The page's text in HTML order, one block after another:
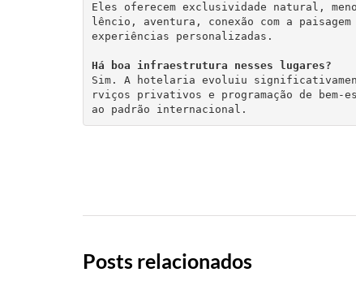
Eles oferecem exclusividade natural,
lêncio, aventura, conexão com a paisagem
experiências personalizadas.
Há boa infraestrutura nesses lugares?
Sim. A hotelaria evoluiu
rviços privativos e programação de bem-
ao padrão internacional.
Posts relacionados